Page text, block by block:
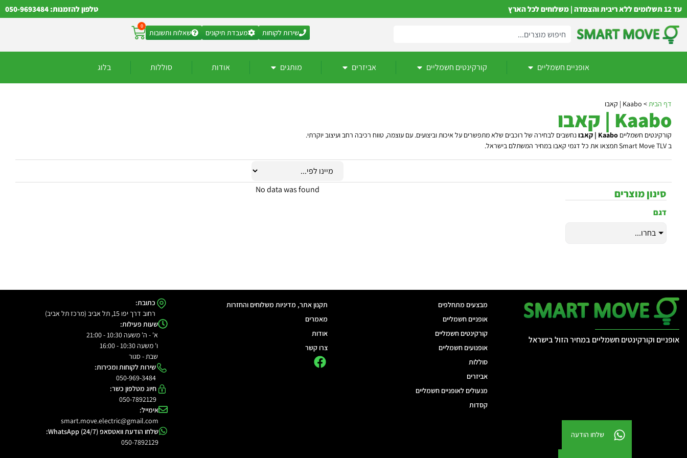
עד 12 תשלומים ללא ריבית והצמדה | משלוחים לכל הארץ טלפון להזמנות: 050-9693484
שירות לקוחות מעבדת תיקונים שאלות ותשובות
0
אופניים חשמליים קורקינטים חשמליים אביזרים מותגים אודות סוללות בלוג
דף הבית > Kaabo | קאבו
Kaabo | קאבו
קורקינטים חשמליים Kaabo | קאבו
נחשבים לבחירה של רוכבים שלא מתפשרים על איכות וביצועים. עם עוצמה, טווח רכיבה רחב ועיצוב יוקרתי.
ב Smart Move TLV תמצאו את כל דגמי קאבו במחיר המשתלם בישראל.
סינון מוצרים
דגם
בחרו...
No data was found
אופניים וקורקינטים חשמליים במחיר הזול בישראל
מבצעים מתחלפים
אופניים חשמליים
קורקינטים חשמליים
אופנועים חשמליים
סוללות
אביזרים
מנעולים לאופניים חשמליים
קסדות
תקנון אתר, מדיניות משלוחים והחזרות
מאמרים
אודות
צרו קשר
כתובת:
רחוב דרך יפו 15, תל אביב (מרכז תל אביב)
שעות פעילות:
א' - ה' משעה 10:30 - 21:00
ו' משעה 10:30 - 16:00
שבת - סגור
שירות לקוחות ומכירות:
050-969-3484
חיוג מטלפון כשר:
050-7892129
אימייל:
smart.move.electric@gmail.com
שלחו הודעת וואטסאפ WhatsApp (24/7):
050-7892129
שלחו הודעה